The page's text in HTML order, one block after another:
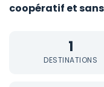
coopératif et
1
DESTINATIONS